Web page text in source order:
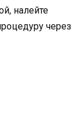
налейте
через